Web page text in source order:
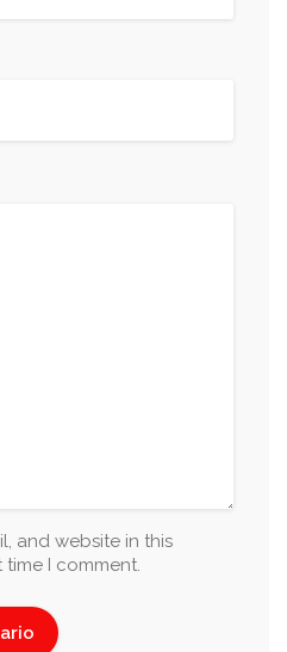
and website in this
I comment.